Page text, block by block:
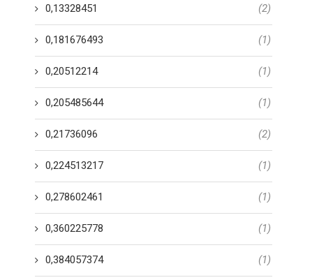
0,13328451 (2)
0,181676493 (1)
0,20512214 (1)
0,205485644 (1)
0,21736096 (2)
0,224513217 (1)
0,278602461 (1)
0,360225778 (1)
0,384057374 (1)